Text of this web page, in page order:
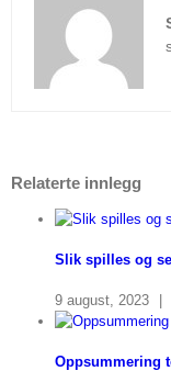
Relaterte innlegg
Slik spilles og
9 august, 2023
Oppsummering